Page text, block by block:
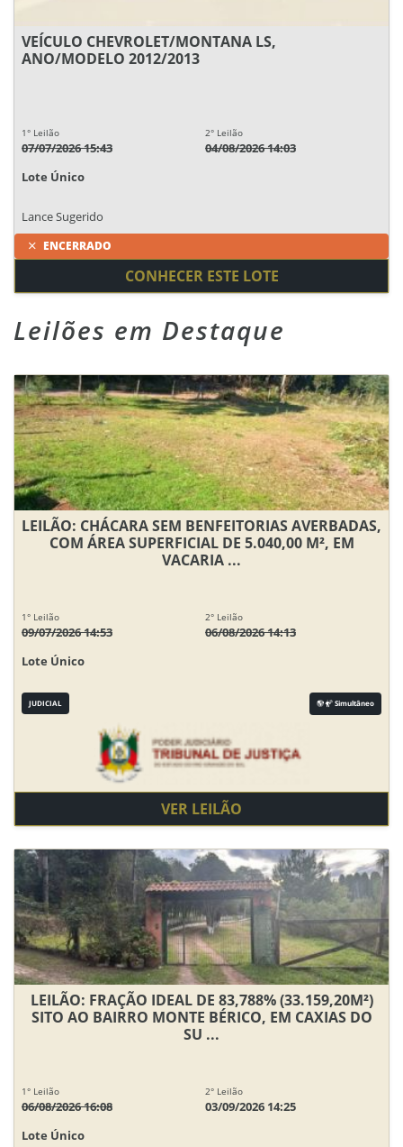
VEÍCULO CHEVROLET/MONTANA LS,
ANO/MODELO 2012/2013
1° Leilão
07/07/2026 15:43
2° Leilão
04/08/2026 14:03
Lote Único
Lance Sugerido
ENCERRADO
CONHECER ESTE LOTE
Leilões em Destaque
LEILÃO: CHÁCARA SEM BENFEITORIAS AVERBADAS,
COM ÁREA SUPERFICIAL DE 5.040,00 M², EM
VACARIA ...
1° Leilão
09/07/2026 14:53
2° Leilão
06/08/2026 14:13
Lote Único
JUDICIAL Simultâneo
VER LEILÃO
LEILÃO: FRAÇÃO IDEAL DE 83,788% (33.159,20M²)
SITO AO BAIRRO MONTE BÉRICO, EM CAXIAS DO
SU ...
1° Leilão
06/08/2026 16:08
2° Leilão
03/09/2026 14:25
Lote Único